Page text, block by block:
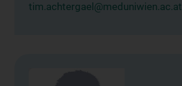
tim.achtergael@meduniwien.ac.at